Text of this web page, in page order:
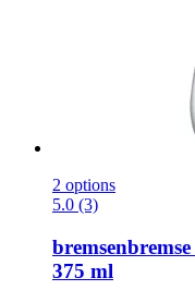
2 options
5.0 (3)
bremsenbremse
375 ml